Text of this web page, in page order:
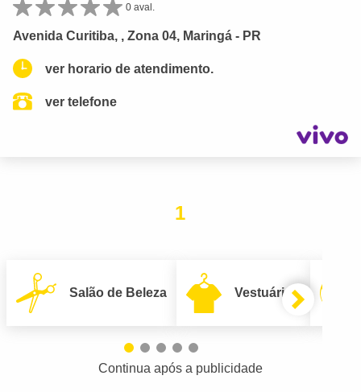
0 aval.
Avenida Curitiba, , Zona 04, Maringá - PR
ver horario de atendimento.
ver telefone
1
Salão de Beleza Vestuário
Continua após a publicidade